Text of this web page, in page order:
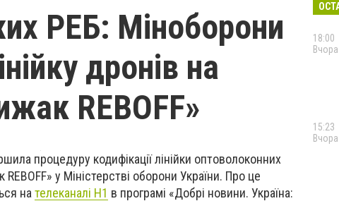
РЕБ: Міноборони
дронів на
REBOFF»
процедуру кодифікації лінійки оптоволоконних
у Міністерстві оборони України. Про це
на телеканалі Н1 в програмі «Добрі новини. Україна:
18:00
Вчора
15:23
Вчора